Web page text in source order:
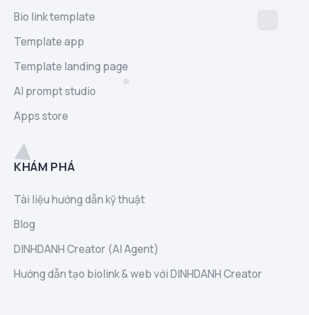
Bio link template
Template app
Template landing page
AI prompt studio
Apps store
KHÁM PHÁ
Tài liệu hướng dẫn kỹ thuật
Blog
DINHDANH Creator (AI Agent)
Hướng dẫn tạo biolink & web với DINHDANH Creator